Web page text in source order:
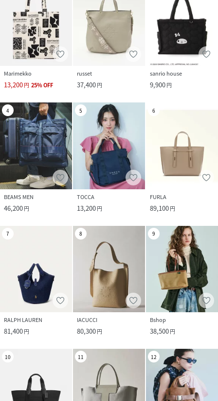
Marimekko
13,200円 25%OFF
russet
37,400円
sanrio house
9,900円
4
BEAMS MEN
46,200円
5
TOCCA
13,200円
6
FURLA
89,100円
7
RALPH LAUREN
81,400円
8
IACUCCI
80,300円
9
Bshop
38,500円
10 11 12